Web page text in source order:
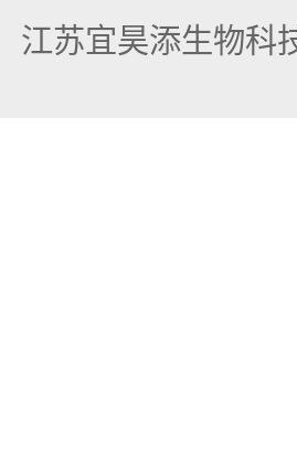
江苏宜昊添生物科